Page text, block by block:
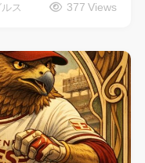
ス 377 Views